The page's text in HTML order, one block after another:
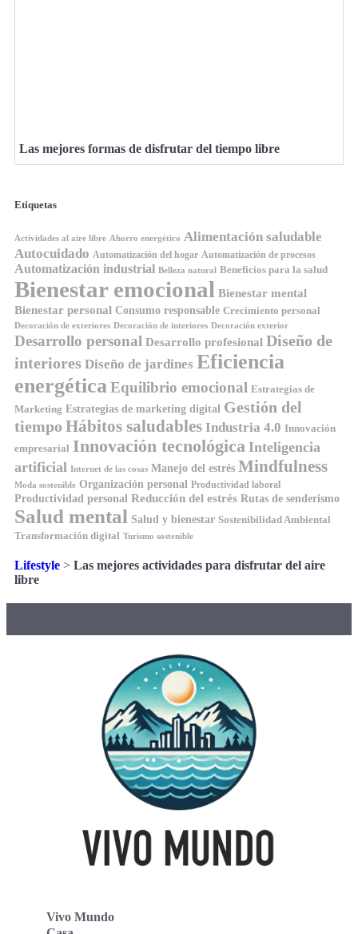
Las mejores formas de disfrutar del tiempo libre
Etiquetas
Actividades al aire libre Ahorro energético Alimentación saludable
Autocuidado Automatización del hogar Automatización de procesos
Automatización industrial Belleza natural Beneficios para la salud
Bienestar emocional Bienestar mental
Bienestar personal Consumo responsable Crecimiento personal
Decoración de exteriores Decoración de interiores Decoración exterior
Desarrollo personal Desarrollo profesional Diseño de
interiores Diseño de jardines Eficiencia
energéticaEquilibrio emocional Estrategias de
Marketing Estrategias de marketing digital Gestión del
tiempo Hábitos saludables Industria 4.0 Innovación
empresarial Innovación tecnológica Inteligencia
artificial Internet de las cosas Manejo del estrés Mindfulness
Moda sostenible Organización personal Productividad laboral
Productividad personal Reducción del estrés Rutas de senderismo
Salud mental Salud y bienestar Sostenibilidad Ambiental
Transformación digital
Turismo sostenible
Lifestyle > Las mejores actividades para disfrutar del aire
libre
Vivo Mundo